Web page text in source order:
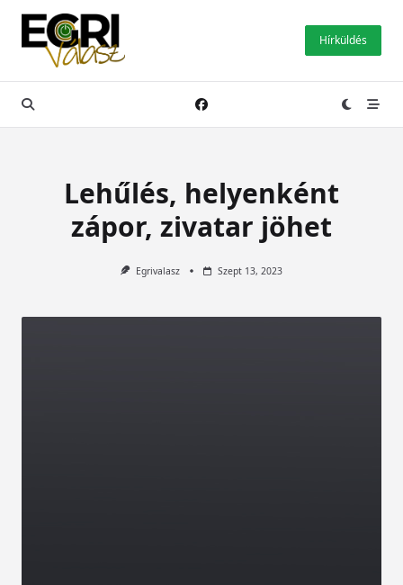
Skip
content
Hírküldés
Lehűlés, helyenként
zápor, zivatar jöhet
Egrivalasz Szept 13, 2023